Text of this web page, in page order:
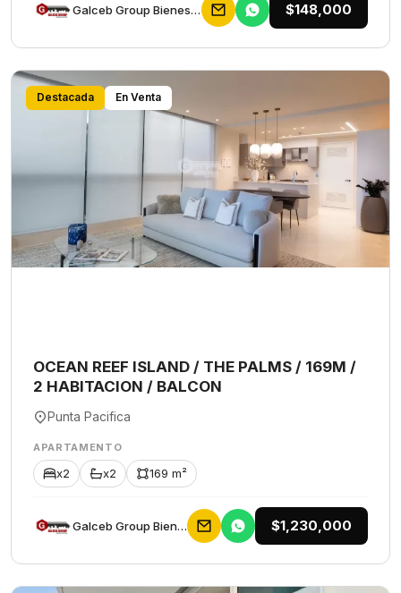
Galceb Group Bienes Raices $148,000
Destacada En Venta
OCEAN REEF ISLAND / THE PALMS / 169M /
2 HABITACION / BALCON
Punta Pacifica
APARTAMENTO
x2 x2 169 m²
Galceb Group Bienes Raices $1,230,000